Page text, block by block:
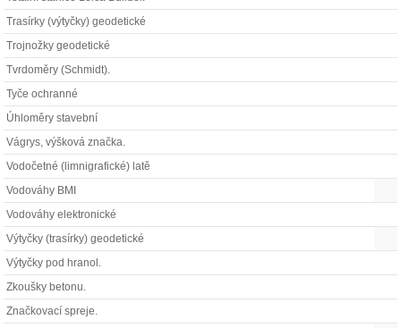
Trasírky (výtyčky) geodetické
Trojnožky geodetické
Tvrdoměry (Schmidt).
Tyče ochranné
Úhloměry stavební
Vágrys, výšková značka.
Vodočetné (limnigrafické) latě
Vodováhy BMI
Vodováhy elektronické
Výtyčky (trasírky) geodetické
Výtyčky pod hranol.
Zkoušky betonu.
Značkovací spreje.